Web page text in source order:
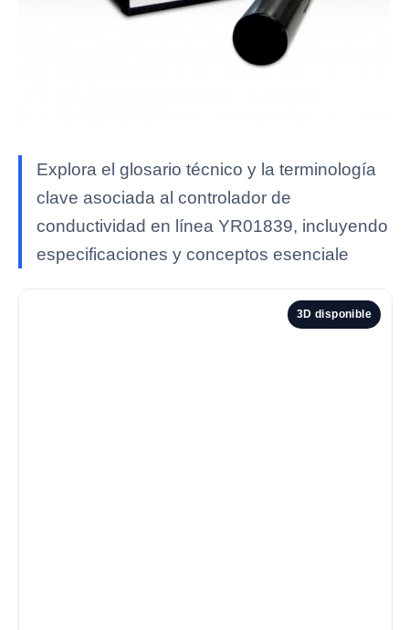
Explora el glosario técnico y la terminología
clave asociada al controlador de
conductividad en línea YR01839, incluyendo
especificaciones y conceptos esenciale
3D disponible